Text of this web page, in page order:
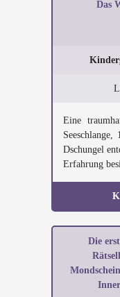
Das
Eine
Dschungel
Erfahrung
Die